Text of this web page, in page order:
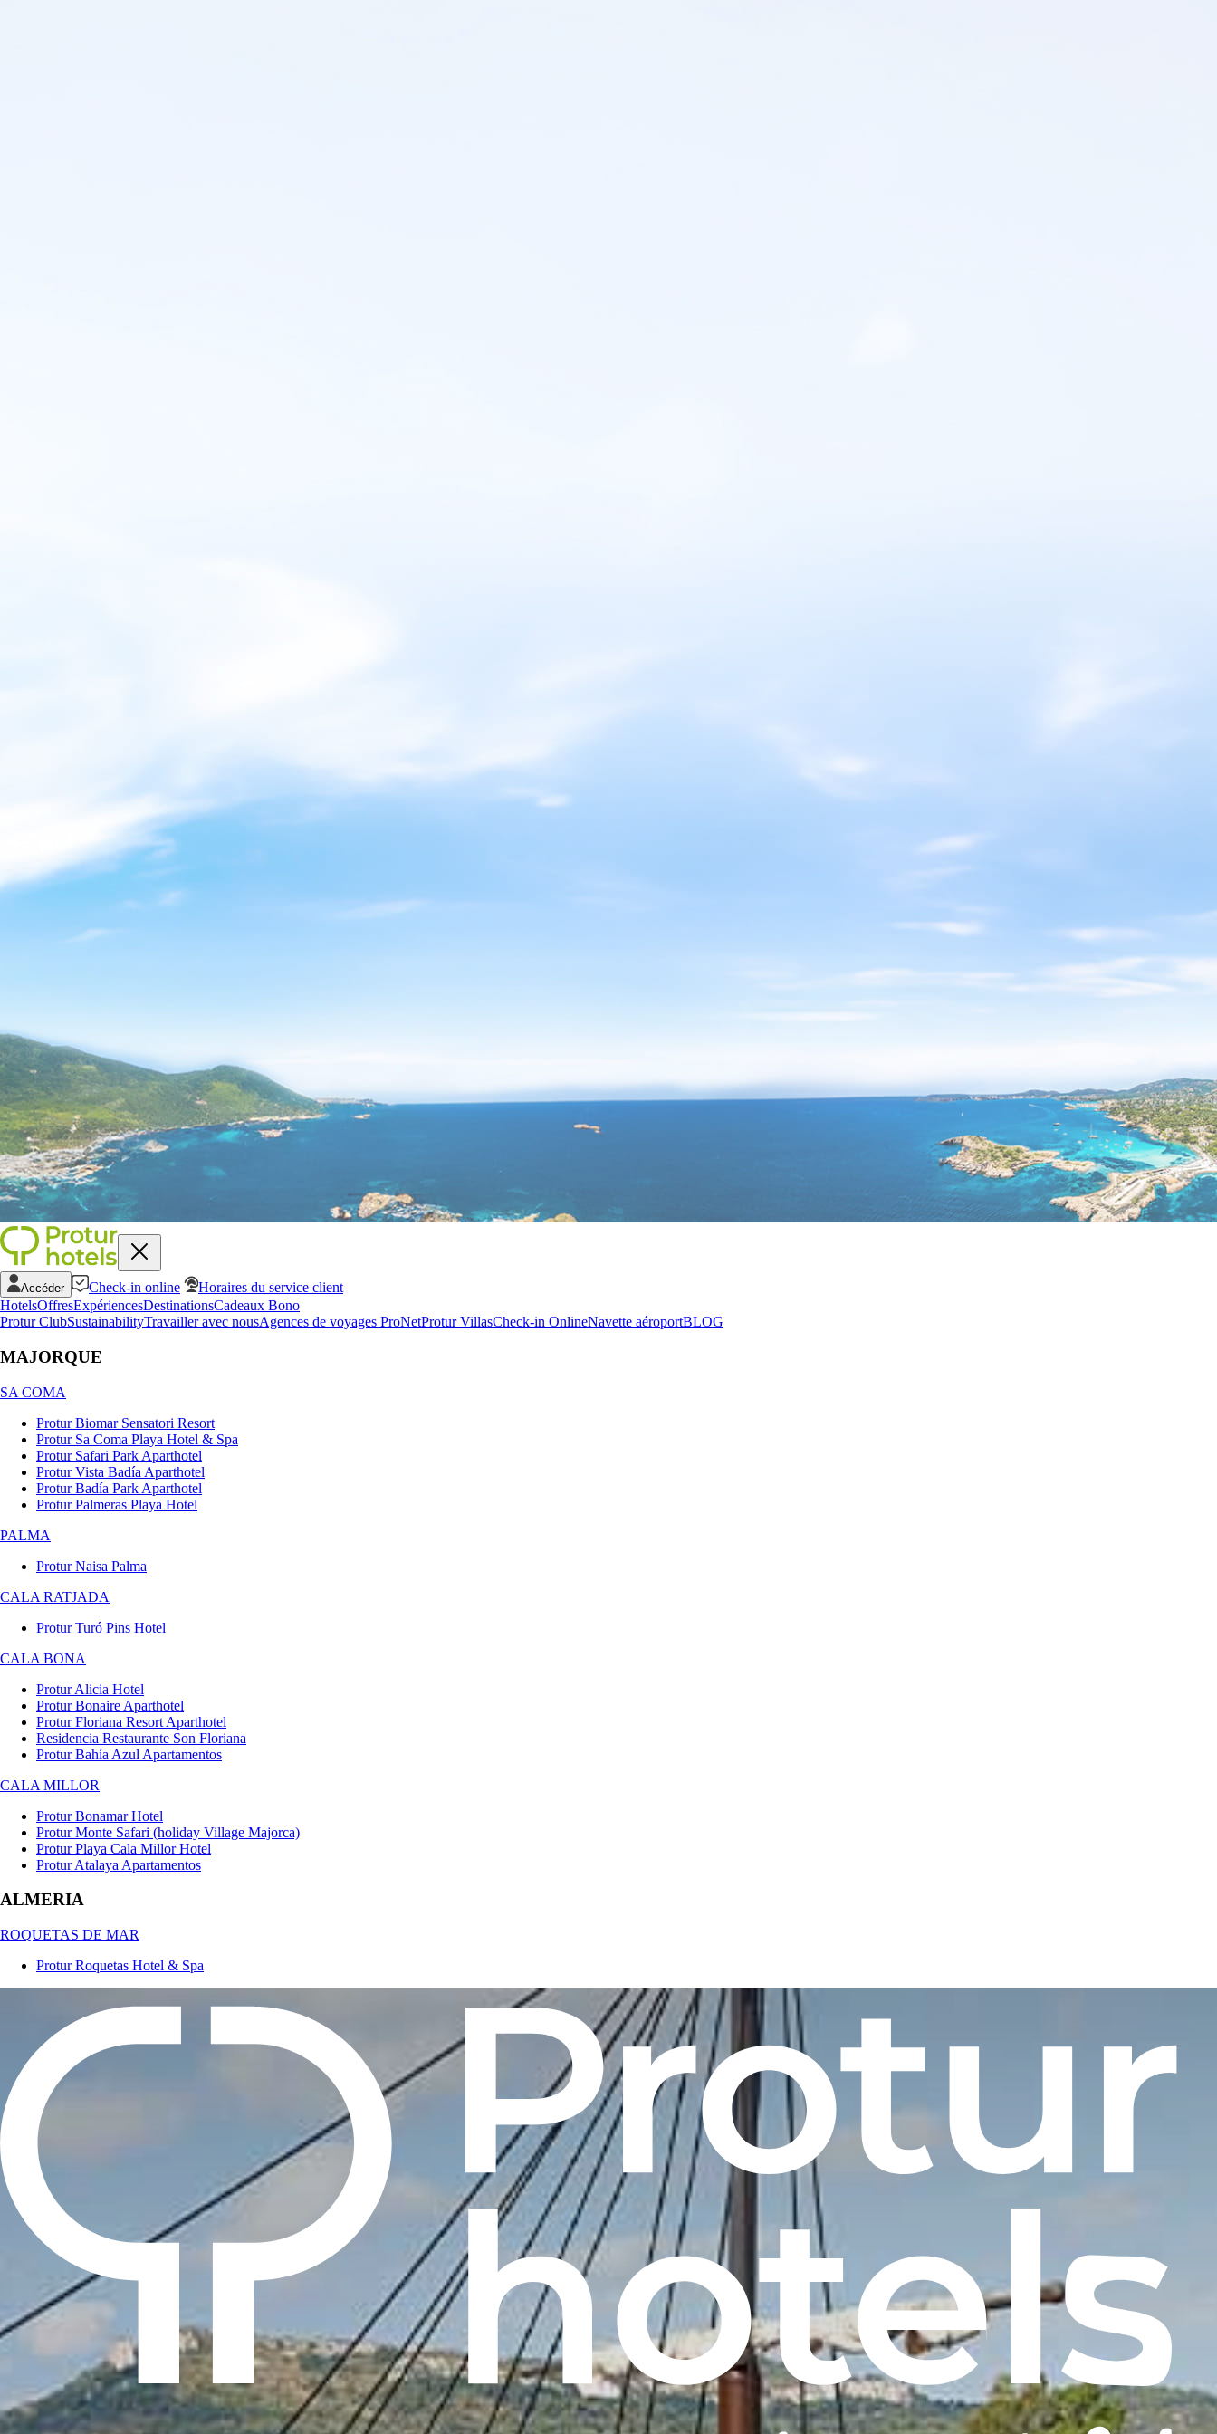
Accéder Check-in online
Horaires du service client
HotelsOffresExpériencesDestinationsCadeaux Bono
Protur ClubSustainabilityTravailler avec nousAgences de voyages ProNetProtur VillasCheck-in OnlineNavette aéroportBLOG
MAJORQUE
SA COMA
Protur Biomar Sensatori Resort
Protur Sa Coma Playa Hotel & Spa
Protur Safari Park Aparthotel
Protur Vista Badía Aparthotel
Protur Badía Park Aparthotel
Protur Palmeras Playa Hotel
PALMA
Protur Naisa Palma
CALA RATJADA
Protur Turó Pins Hotel
CALA BONA
Protur Alicia Hotel
Protur Bonaire Aparthotel
Protur Floriana Resort Aparthotel
Residencia Restaurante Son Floriana
Protur Bahía Azul Apartamentos
CALA MILLOR
Protur Bonamar Hotel
Protur Monte Safari (holiday Village Majorca)
Protur Playa Cala Millor Hotel
Protur Atalaya Apartamentos
ALMERIA
ROQUETAS DE MAR
Protur Roquetas Hotel & Spa